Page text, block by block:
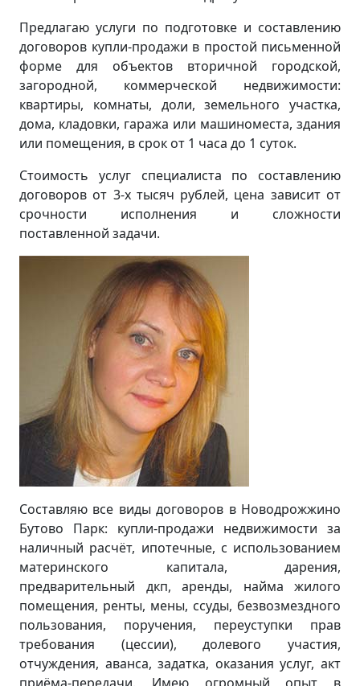
Предлагаю услуги по подготовке и составлению
договоров купли-продажи в простой письменной
форме для объектов вторичной городской,
загородной, коммерческой недвижимости:
квартиры, комнаты, доли, земельного участка,
дома, кладовки, гаража или машиноместа, здания
или помещения, в срок от 1 часа до 1 суток.
Стоимость услуг специалиста по составлению
договоров от 3-х тысяч рублей, цена зависит от
срочности исполнения и сложности
поставленной задачи.
Составляю все виды договоров в Новодрожжино
Бутово Парк: купли-продажи недвижимости за
наличный расчёт, ипотечные, с использованием
материнского капитала, дарения,
предварительный дкп, аренды, найма жилого
помещения, ренты, мены, ссуды, безвозмездного
пользования, поручения, переуступки прав
требования (цессии), долевого участия,
отчуждения, аванса, задатка, оказания услуг, акт